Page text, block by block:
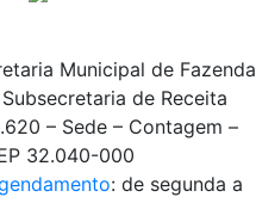
Municipal de Fazenda
de Receita
– Sede – Contagem –
32.040-000
: de segunda a